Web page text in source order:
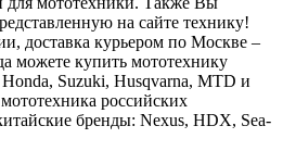
на сайте технику!
доставка курьером по Москве –
можете купить мототехнику
Honda, Suzuki, Husqvarna, MTD и
российских
бренды: Nexus, HDX, Sea-